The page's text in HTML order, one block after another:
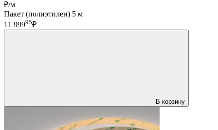
₽/м
Пакет (полиэтилен) 5 м
11 99995₽
В корзину